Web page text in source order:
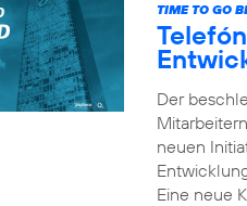
TIME TO GO
Der
neuen
Eine neue